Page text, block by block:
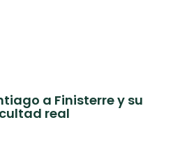
a Finisterre y su
real